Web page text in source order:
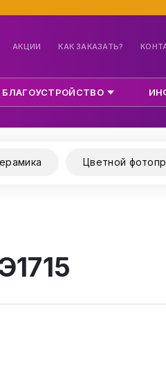
АКЦИИ КАК ЗАКАЗАТЬ?
БЛАГОУСТРОЙСТВО
Цветной